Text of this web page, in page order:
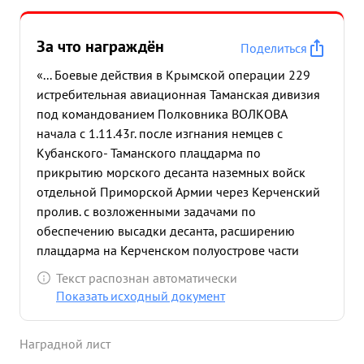
достоин Правительственной награды орденом
овтодоволул "ВМАНЯ ПОНТОЙ моченно
неджествен этом ЧЕСТВЕННОЙ АПАДОЙ визой
войны выерад и СЛЕПЕНИ - коевного вылет
облак и ...»
За что награждён
Поделиться
«... Боевые действия в Крымской операции 229
истребительная авиационная Таманская дивизия
под командованием Полковника ВОЛКОВА
начала с 1.11.43г. после изгнания немцев с
Кубанского- Таманского плацдарма по
прикрытию морского десанта наземных войск
отдельной Приморской Армии через Керченский
пролив. с возложенными задачами по
обеспечению высадки десанта, расширению
плацдарма на Керченском полуострове части
дивизии справились хорошо. с 10.11.43г части
дивизии для вступили в ожесточенные
силами сорвать развитие Керченской операции.
Текст распознан автоматически
Показать исходный документ
Наградной лист